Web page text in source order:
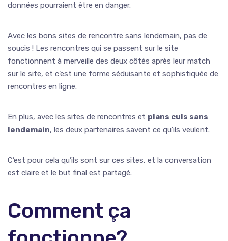
données pourraient être en danger.
Avec les bons sites de rencontre sans lendemain, pas de
soucis ! Les rencontres qui se passent sur le site
fonctionnent à merveille des deux côtés après leur match
sur le site, et c’est une forme séduisante et sophistiquée de
rencontres en ligne.
En plus, avec les sites de rencontres et plans culs sans
lendemain, les deux partenaires savent ce qu’ils veulent.
C’est pour cela qu’ils sont sur ces sites, et la conversation
est claire et le but final est partagé.
Comment ça